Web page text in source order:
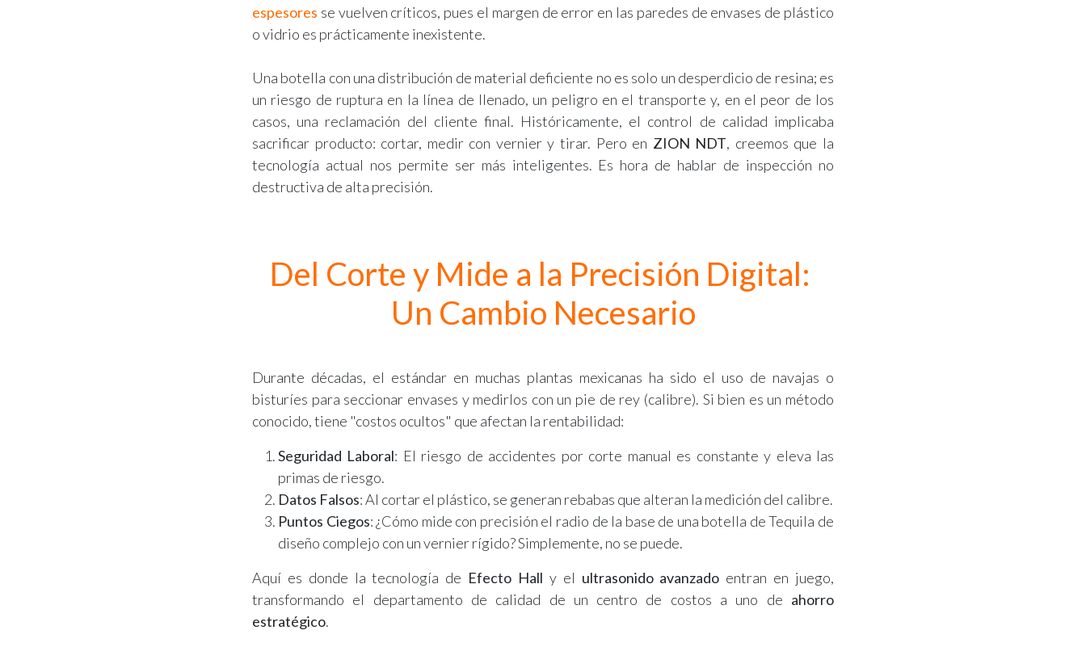
espesores se vuelven críticos, pues el margen de error en las paredes de envases de plástico
o vidrio es prácticamente inexistente.
Una botella con una distribución de material deficiente no es solo un desperdicio de resina; es
un riesgo de ruptura en la línea de llenado, un peligro en el transporte y, en el peor de los
casos, una reclamación del cliente final. Históricamente, el control de calidad implicaba
sacrificar producto: cortar, medir con vernier y tirar. Pero en ZION NDT, creemos que la
tecnología actual nos permite ser más inteligentes. Es hora de hablar de inspección no
destructiva de alta precisión.
Del Corte y Mide a la Precisión Digital:
Un Cambio Necesario
Durante décadas, el estándar en muchas plantas mexicanas ha sido el uso de navajas o
bisturíes para seccionar envases y medirlos con un pie de rey (calibre). Si bien es un método
conocido, tiene "costos ocultos" que afectan la rentabilidad:
Seguridad Laboral: El riesgo de accidentes por corte manual es constante y eleva las
primas de riesgo.
Datos Falsos: Al cortar el plástico, se generan rebabas que alteran la medición del calibre.
Puntos Ciegos: ¿Cómo mide con precisión el radio de la base de una botella de Tequila de
diseño complejo con un vernier rígido? Simplemente, no se puede.
Aquí es donde la tecnología de Efecto Hall y el ultrasonido avanzado entran en juego,
transformando el departamento de calidad de un centro de costos a uno de ahorro
estratégico.